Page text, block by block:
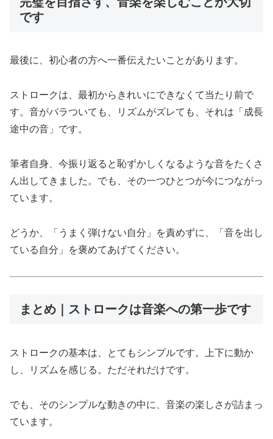
です
最後に、初心者の方へ一番伝えたいことがあります。
ストロークは、最初からきれいにできなくて当たり前で
す。音がバラついても、リズムがズレても、それは「成長
途中の音」です。
筆者自身、今振り返ると恥ずかしくなるような音をたくさ
ん出してきました。でも、その一つひとつが今につながっ
ています。
どうか、「うまく弾けない自分」を責めずに、「音を出し
ている自分」を褒めてあげてください。
まとめ｜ストロークは音楽への第一歩です
ストロークの基本は、とてもシンプルです。上下に動か
し、リズムを感じる。ただそれだけです。
でも、そのシンプルな動きの中に、音楽の楽しさが詰まっ
ています。